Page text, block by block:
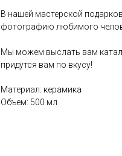
В нашей мастерской
фотографию любимого
Мы можем выслать вам
придутся вам по вкусу!
Материал: керамика
Объем: 500 мл